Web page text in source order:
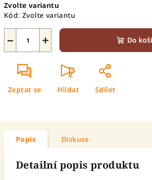
cena:
Zvolte variantu
Kód: Zvolte variantu
+
− Do
Zeptat se Hlídat Sdílet
Popis Diskuze
Detailní popis produktu